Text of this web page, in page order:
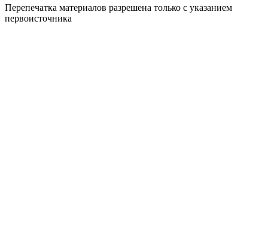
Перепечатка материалов разрешена только с указанием
первоисточника